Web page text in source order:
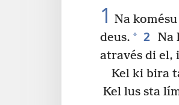
1 Na
deus. * 2 Na
através di el,
Kel ki bira
Kel lus sta